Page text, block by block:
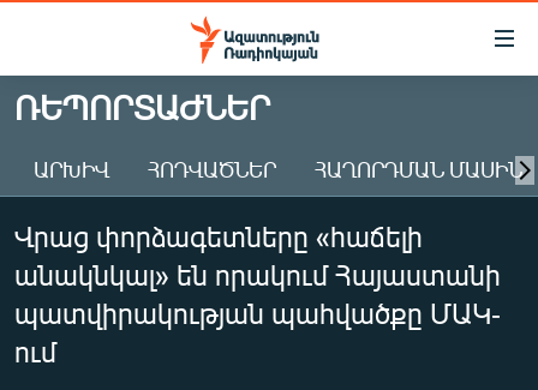
Մատչելիության
Անցնել
հիմնական
Անցնել
հիմնական
մենյուին
Որոնում
ԱԶԱՏՈՒԹՅՈՒՆ TV
ՀԱՅԱՍՏԱՆ
ԸՆՏՐՈՒԹՅՈՒՆՆԵՐ 2026
ԻՐԱՎՈՒՆՔ
ՀԱՍԱՐԱԿՈՒԹՅՈՒՆ
ՌԵՊՈՐՏԱԺՆԵՐ
ԱՐԽԻՎ ՀՈԴՎԱԾՆԵՐ ՀԱՂՈՐԴՄԱՆ ՄԱՍԻՆ
Վրաց փորձագետները «հաճելի
անակնկալ» են որակում Հայաստանի
պատվիրակության պահվածքը ՄԱԿ-
ում